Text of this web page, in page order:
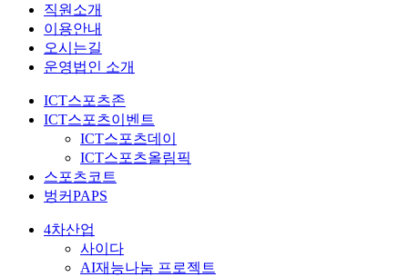
직원소개
이용안내
오시는길
운영법인 소개
ICT스포츠존
ICT스포츠이벤트
ICT스포츠데이
ICT스포츠올림픽
스포츠코트
벙커PAPS
4차산업
사이다
AI재능나눔 프로젝트